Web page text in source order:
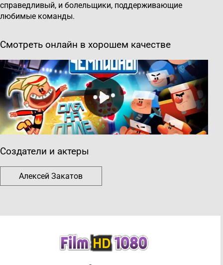
справедливый, и болельщики, поддерживающие
любимые команды.
Смотреть онлайн в хорошем качестве
Создатели и актеры
Алексей Закатов